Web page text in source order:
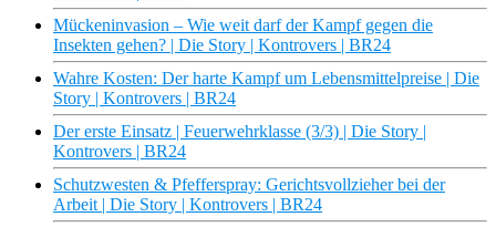
Mückeninvasion – Wie weit darf der Kampf gegen die
Insekten gehen? | Die Story | Kontrovers | BR24
Wahre Kosten: Der harte Kampf um Lebensmittelpreise | Die
Story | Kontrovers | BR24
Der erste Einsatz | Feuerwehrklasse (3/3) | Die Story |
Kontrovers | BR24
Schutzwesten & Pfefferspray: Gerichtsvollzieher bei der
Arbeit | Die Story | Kontrovers | BR24